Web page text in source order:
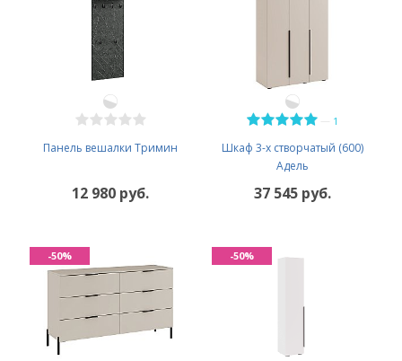
Панель вешалки Тримин
12 980 руб.
1
Шкаф 3-х створчатый (600)
Адель
37 545 руб.
-50% -50%